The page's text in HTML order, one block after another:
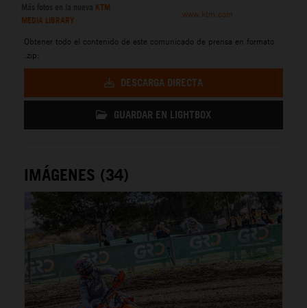
KTM
MEDIA LIBRARY
www.ktm.com
Obtener todo el contenido de este comunicado de prensa en formato
.zip:
DESCARGA DIRECTA
GUARDAR EN LIGHTBOX
IMÁGENES (34)